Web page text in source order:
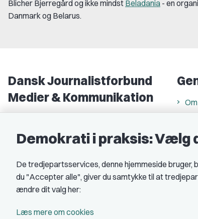
Blicher Bjerregård og ikke mindst Beladania - en
Danmark og Belarus.
Dansk Journalistforbund
Medier & Kommunikation
EAN nr.: 5790002490071
Kontakt DJ
Demokrati i praksis: Vælg
De tredjepartsservices, denne hjemmeside bruger,
du "Accepter alle", giver du samtykke til at
ændre dit valg her:
Læs mere om cookies